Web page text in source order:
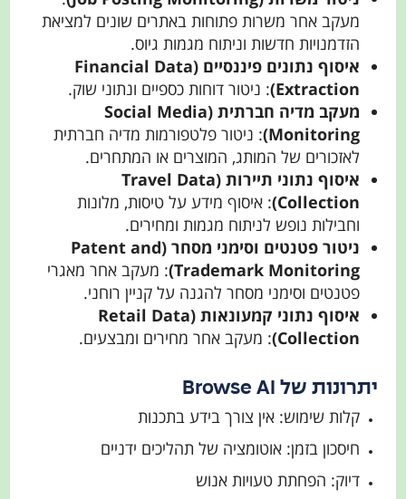
מעקב אחר משרות פתוחות באתרים שונים למציאת
הזדמנויות חדשות וניתוח מגמות גיוס.
איסוף נתונים פיננסיים (Financial Data
Extraction) : ניטור דוחות כספיים ונתוני שוק.
מעקב מדיה חברתית (Social Media
Monitoring) : ניטור פלטפורמות מדיה חברתית
לאזכורים של המותג, המוצרים או המתחרים.
איסוף נתוני תיירות (Travel Data
Collection) : איסוף מידע על טיסות, מלונות
וחבילות נופש לניתוח מגמות ומחירים.
ניטור פטנטים וסימני מסחר (Patent and
Trademark Monitoring) : מעקב אחר מאגרי
פטנטים וסימני מסחר להגנה על קניין רוחני.
איסוף נתוני קמעונאות (Retail Data
Collection) : מעקב אחר מחירים ומבצעים.
יתרונות של Browse AI
קלות שימוש: אין צורך בידע בתכנות
חיסכון בזמן: אוטומציה של תהליכים ידניים
דיוק: הפחתת טעויות אנוש